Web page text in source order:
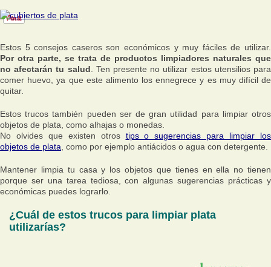
Estos 5 consejos caseros son económicos y muy fáciles de utilizar.
Por otra parte, se trata de productos limpiadores naturales que
no afectarán tu salud . Ten presente no utilizar estos utensilios para
comer huevo, ya que este alimento los ennegrece y es muy difícil de
quitar.
Estos trucos también pueden ser de gran utilidad para limpiar otros
objetos de plata, como alhajas o monedas.
No olvides que existen otros tips o sugerencias para limpiar los
objetos de plata , como por ejemplo antiácidos o agua con detergente.
Mantener limpia tu casa y los objetos que tienes en ella no tienen
porque ser una tarea tediosa, con algunas sugerencias prácticas y
económicas puedes lograrlo.
¿Cuál de estos trucos para limpiar plata
utilizarías?